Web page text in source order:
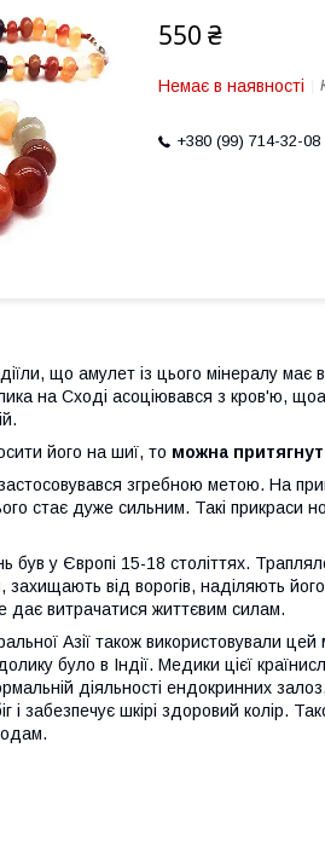
550 ₴
Немає в наявності
+380 (99) 714-32-08
що амулет із цього мінералу має
на Сході асоціювався з кров'ю,
його на шиї, то можна
згребною метою. На
стає дуже сильним. Такі прикраси
був у Європі 15-18 століттях.
від ворогів, наділяють
дає витрачатися життєвим силам.
Азії також використовували цей
було в Індії. Медики цієї
діяльності ендокринних
і забезпечує шкірі здоровий колір.